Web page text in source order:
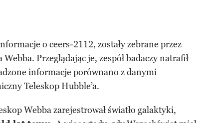
o ceers-2112, zostały zebrane przez
Webba. Przeglądając je, zespół badaczy natrafił
informacje porównano z danymi
Teleskop Hubble’a.
Webba zarejestrował światło galaktyki,